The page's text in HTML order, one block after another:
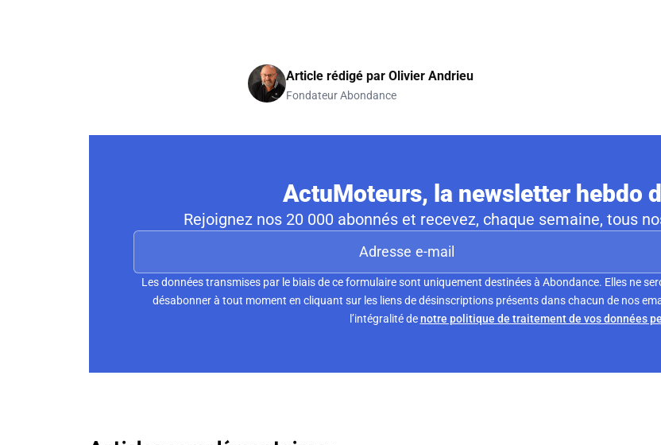
Article rédigé par Olivier Andrieu
Fondateur Abondance
ActuMoteurs, la newsletter hebdo
Rejoignez nos 20 000 abonnés et recevez, chaque semaine, tous
Les données transmises par le biais de ce formulaire sont uniquement destinées à Abondance. Elles ne
désabonner à tout moment en cliquant sur les liens de désinscriptions présents dans chacun de nos
l’intégralité denotre politique de traitement de vos données